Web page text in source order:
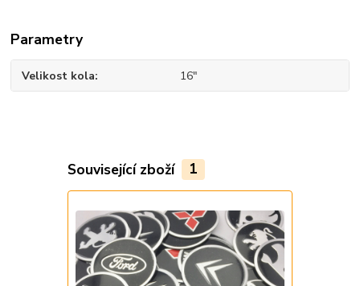
Parametry
Velikost kola 16"
Související zboží 1